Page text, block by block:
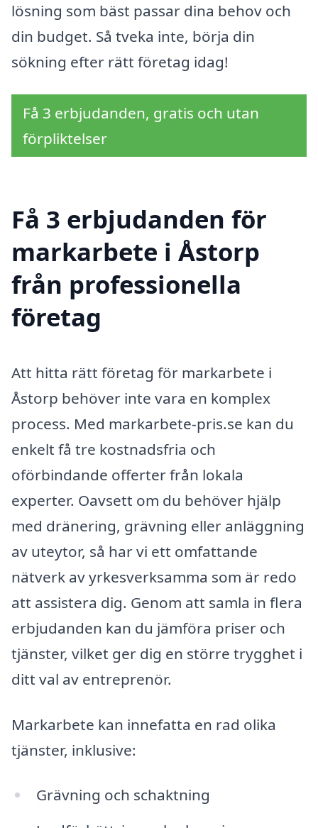
lösning som bäst passar dina behov och
din budget. Så tveka inte, börja din
sökning efter rätt företag idag!
Få 3 erbjudanden, gratis och utan
förpliktelser
Få 3 erbjudanden för
markarbete i Åstorp
från professionella
företag
Att hitta rätt företag för markarbete i
Åstorp behöver inte vara en komplex
process. Med markarbete-pris.se kan du
enkelt få tre kostnadsfria och
oförbindande offerter från lokala
experter. Oavsett om du behöver hjälp
med dränering, grävning eller anläggning
av uteytor, så har vi ett omfattande
nätverk av yrkesverksamma som är redo
att assistera dig. Genom att samla in flera
erbjudanden kan du jämföra priser och
tjänster, vilket ger dig en större trygghet i
ditt val av entreprenör.
Markarbete kan innefatta en rad olika
tjänster, inklusive:
Grävning och schaktning